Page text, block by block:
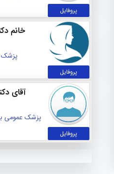
پروفایل
پروفایل
خانم
پروفایل
آقای
پزشک عمومی